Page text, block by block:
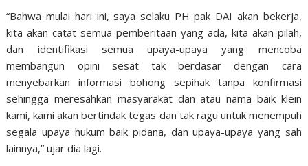
“Bahwa mulai hari ini, saya selaku PH pak DAI akan bekerja,
kita akan catat semua pemberitaan yang ada, kita akan pilah,
dan identifikasi semua upaya-upaya yang mencoba
membangun opini sesat tak berdasar dengan cara
menyebarkan informasi bohong sepihak tanpa konfirmasi
sehingga meresahkan masyarakat dan atau nama baik klein
kami, kami akan bertindak tegas dan tak ragu untuk menempuh
segala upaya hukum baik pidana, dan upaya-upaya yang sah
lainnya,” ujar dia lagi.